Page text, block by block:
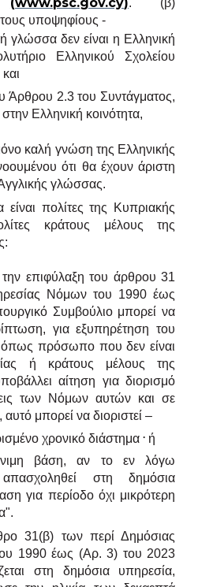
υποψηφίους -
γλώσσα δεν είναι η Ελληνική
Ελληνικού Σχολείου
Άρθρου 2.3 του Συντάγματος,
Ελληνική κοινότητα,
καλή γνώση της Ελληνικής
ότι θα έχουν άριστη
γλώσσας.
είναι πολίτες της Κυπριακής
κράτους μέλους της
επιφύλαξη του άρθρου 31
Νόμων του 1990 έως
Συμβούλιο μπορεί να
για εξυπηρέτηση του
πρόσωπο που δεν είναι
ή κράτους μέλους της
αίτηση για διορισμό
των Νόμων αυτών και σε
μπορεί να διοριστεί –
χρονικό διάστημα .ή
βάση, αν το εν λόγω
στη δημόσια
για περίοδο όχι μικρότερη
31(β) των περί Δημόσιας
1990 έως (Αρ. 3) του 2023
στη δημόσια υπηρεσία,